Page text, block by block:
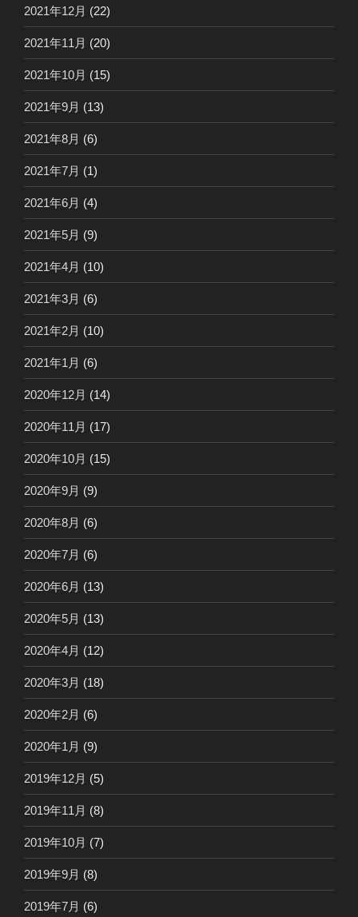
2021年12月 (22)
2021年11月 (20)
2021年10月 (15)
2021年9月 (13)
2021年8月 (6)
2021年7月 (1)
2021年6月 (4)
2021年5月 (9)
2021年4月 (10)
2021年3月 (6)
2021年2月 (10)
2021年1月 (6)
2020年12月 (14)
2020年11月 (17)
2020年10月 (15)
2020年9月 (9)
2020年8月 (6)
2020年7月 (6)
2020年6月 (13)
2020年5月 (13)
2020年4月 (12)
2020年3月 (18)
2020年2月 (6)
2020年1月 (9)
2019年12月 (5)
2019年11月 (8)
2019年10月 (7)
2019年9月 (8)
2019年7月 (6)